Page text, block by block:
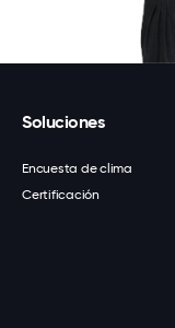
Soluciones
Encuesta de clima
Certificación